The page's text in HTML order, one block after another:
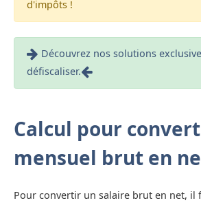
d'impôts !
Découvrez nos solutions
défiscaliser.
Calcul pour
mensuel brut en
Pour convertir un salaire brut en net, il